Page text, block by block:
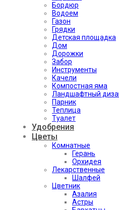
Бордюр
Водоем
Газон
Грядки
Детская площадка
Дом
Дорожки
Забор
Инструменты
Качели
Компостная яма
Ландшафтный
Парник
Теплица
Туалет
Удобрения
Цветы
Комнатные
Герань
Орхидея
Лекарственные
Шалфей
Цветник
Азалия
Астры